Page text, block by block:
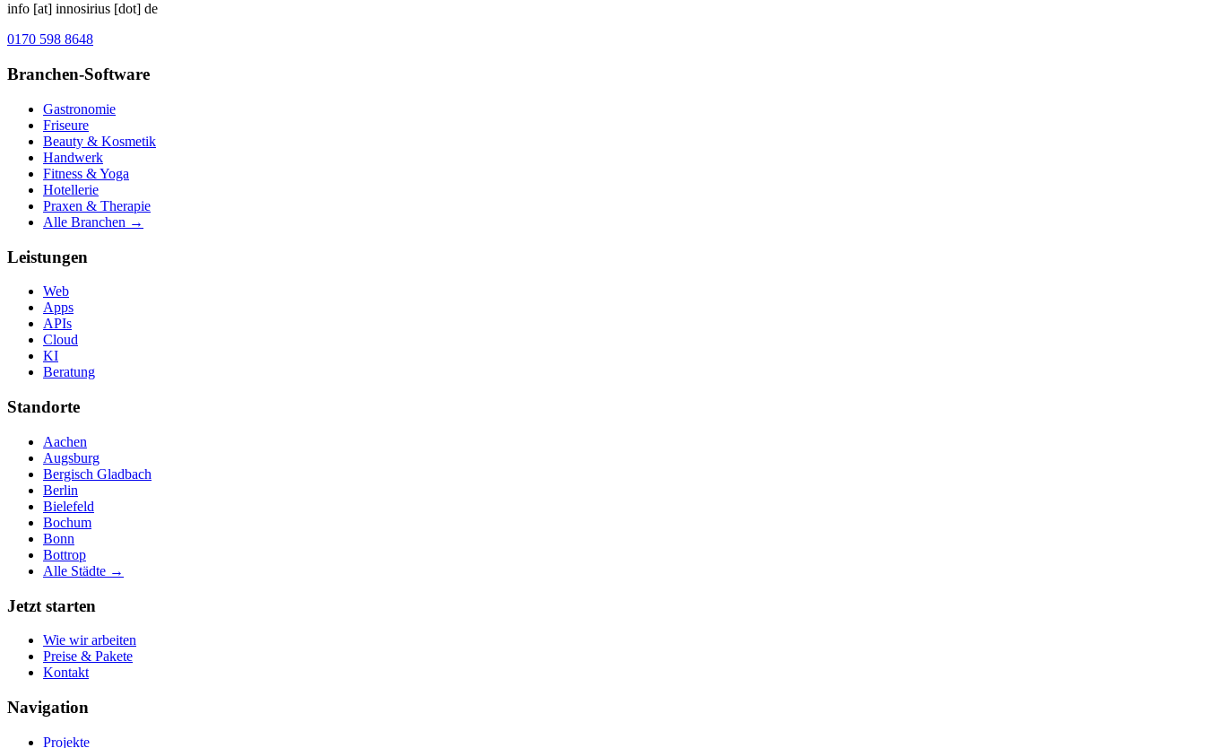
info [at] innosirius [dot] de
0170 598 8648
Branchen-Software
Gastronomie
Friseure
Beauty & Kosmetik
Handwerk
Fitness & Yoga
Hotellerie
Praxen & Therapie
Alle Branchen →
Leistungen
Web
Apps
APIs
Cloud
KI
Beratung
Standorte
Aachen
Augsburg
Bergisch Gladbach
Berlin
Bielefeld
Bochum
Bonn
Bottrop
Alle Städte →
Jetzt starten
Wie wir arbeiten
Preise & Pakete
Kontakt
Navigation
Projekte